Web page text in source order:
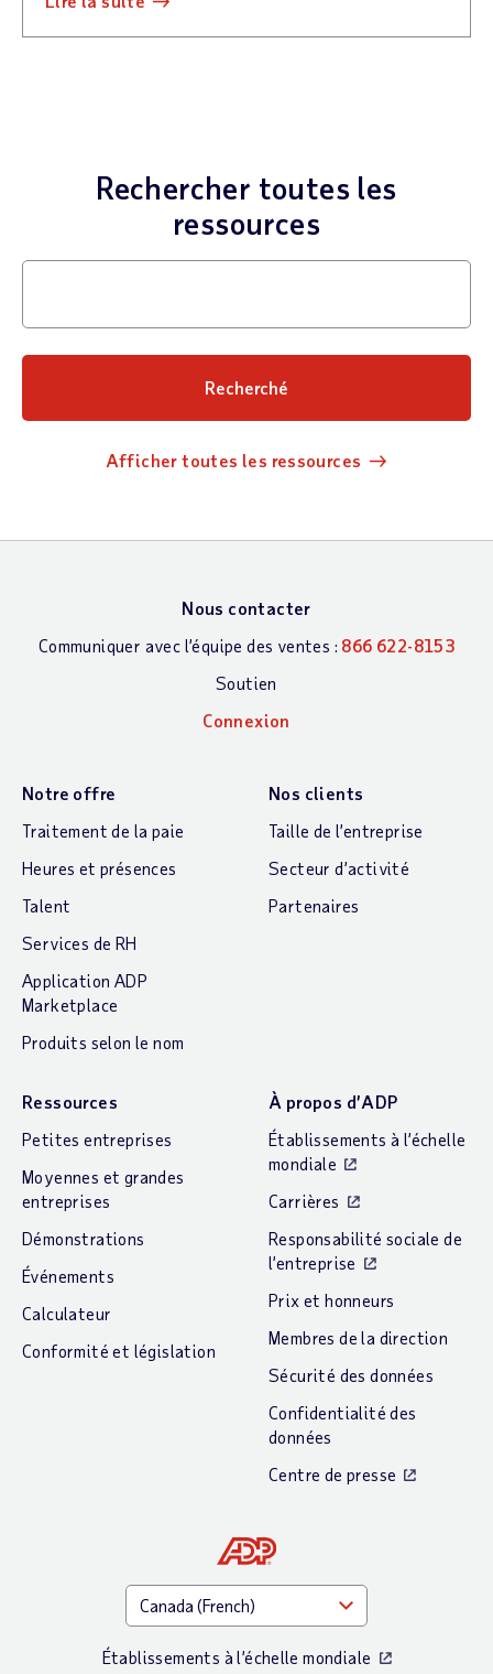
Rechercher toutes les
ressources
Afficher toutes les ressources
Nous contacter
Communiquer avec l’équipe des ventes : 866 622-8153
Soutien
Connexion
Notre offre
Traitement de la paie
Heures et présences
Talent
Services de RH
Application ADP
Marketplace
Produits selon le nom
Nos clients
Taille de l’entreprise
Secteur d’activité
Partenaires
Ressources
Petites entreprises
Moyennes et grandes
entreprises
Démonstrations
Événements
Calculateur
Conformité et législation
À propos d’ADP
Établissements à l’échelle
mondiale
Carrières
Responsabilité sociale de
l’entreprise
Prix et honneurs
Membres de la direction
Sécurité des données
Confidentialité des
données
Centre de presse
Établissements à l’échelle mondiale